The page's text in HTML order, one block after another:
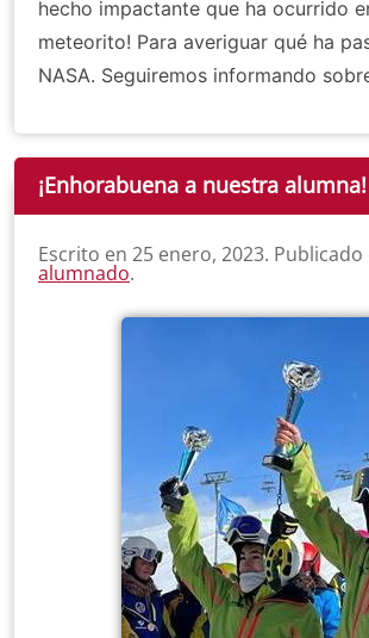
hecho impactante que ha ocurrido
meteorito! Para averiguar qué ha
NASA. Seguiremos informando
¡Enhorabuena a nuestra alumna!
Escrito en 25 enero, 2023. Publicado
alumnado.